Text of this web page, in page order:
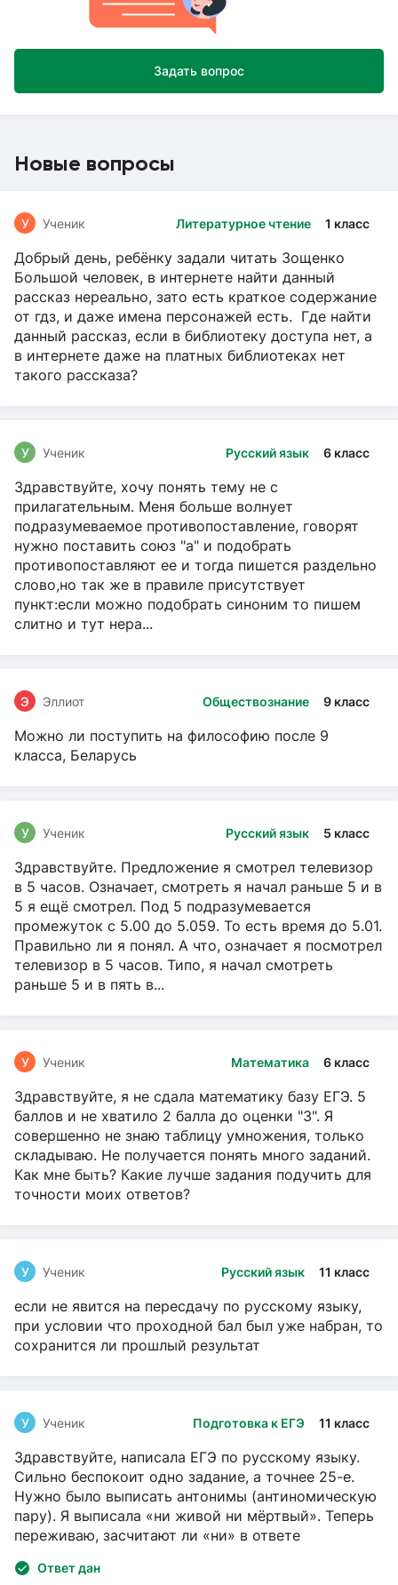
Задать вопрос
Новые вопросы
Литературное чтение 1 класс
У Ученик
Добрый день, ребёнку задали читать Зощенко
Большой человек, в интернете найти данный
рассказ нереально, зато есть краткое содержание
от гдз, и даже имена персонажей есть. Где найти
данный рассказ, если в библиотеку доступа нет, а
в интернете даже на платных библиотеках нет
такого рассказа?
Русский язык 6 класс
У Ученик
Здравствуйте, хочу понять тему не с
прилагательным. Меня больше волнует
подразумеваемое противопоставление, говорят
нужно поставить союз "а" и подобрать
противопоставляют ее и тогда пишется раздельно
слово,но так же в правиле присутствует
пункт:если можно подобрать синоним то пишем
слитно и тут нера...
Обществознание 9 класс
Э Эллиот
Можно ли поступить на философию после 9
класса, Беларусь
Русский язык 5 класс
У Ученик
Здравствуйте. Предложение я смотрел телевизор
в 5 часов. Означает, смотреть я начал раньше 5 и в
5 я ещё смотрел. Под 5 подразумевается
промежуток с 5.00 до 5.059. То есть время до 5.01.
Правильно ли я понял. А что, означает я посмотрел
телевизор в 5 часов. Типо, я начал смотреть
раньше 5 и в пять в...
Математика 6 класс
У Ученик
Здравствуйте, я не сдала математику базу ЕГЭ. 5
баллов и не хватило 2 балла до оценки "3". Я
совершенно не знаю таблицу умножения, только
складываю. Не получается понять много заданий.
Как мне быть? Какие лучше задания подучить для
точности моих ответов?
Русский язык 11 класс
У Ученик
если не явится на пересдачу по русскому языку,
при условии что проходной бал был уже набран, то
сохранится ли прошлый результат
Подготовка к ЕГЭ 11 класс
У Ученик
Здравствуйте, написала ЕГЭ по русскому языку.
Сильно беспокоит одно задание, а точнее 25-е.
Нужно было выписать антонимы (антиномическую
пару). Я выписала «ни живой ни мёртвый». Теперь
переживаю, засчитают ли «ни» в ответе
Ответ дан